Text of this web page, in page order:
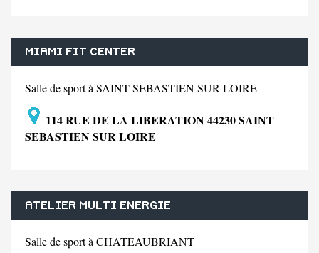
MIAMI FIT CENTER
Salle de sport à SAINT SEBASTIEN SUR LOIRE
114 RUE DE LA LIBERATION 44230 SAINT
SEBASTIEN SUR LOIRE
ATELIER MULTI ENERGIE
Salle de sport à CHATEAUBRIANT